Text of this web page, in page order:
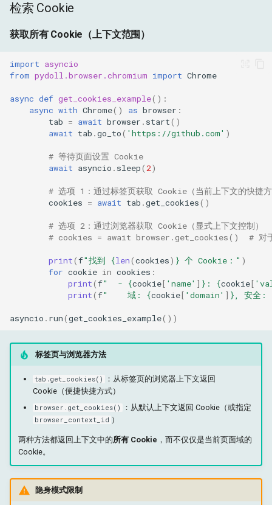
检索 Cookie
获取所有 Cookie（上下文范围）
import asyncio
from pydoll.browser.chromium import Chrome
async def get_cookies_example():
async with Chrome() as browser :
tab = await browser . start()
await tab .go_to( 'https://github.com' )
# 等待页面设置 Cookie
await asyncio . sleep( 2)
# 选项 1：通过标签页获取 Cookie（当前上下文的快捷
cookies = await tab .get_cookies()
# 选项 2：通过浏览器获取 Cookie（显式上下文控制）
# cookies = await browser.get_cookies()  # 对
print(f"找到 {len(cookies) } 个 Cookie：" )
for cookie in cookies :
print(f"  - {cookie[ 'name' ] } : {cookie[
print(f"    域: {cookie[ 'domain' ] } , 安全:
asyncio . run(get_cookies_example())
标签页与浏览器方法
tab.get_cookies()
：从标签页的浏览器上下文返回
Cookie（便捷快捷方式）
browser.get_cookies() ：从默认上下文返回 Cookie（或指定
browser_context_id ）
两种方法都返回上下文中的所有 Cookie ，而不仅仅是当前页面域的
Cookie。
隐身模式限制